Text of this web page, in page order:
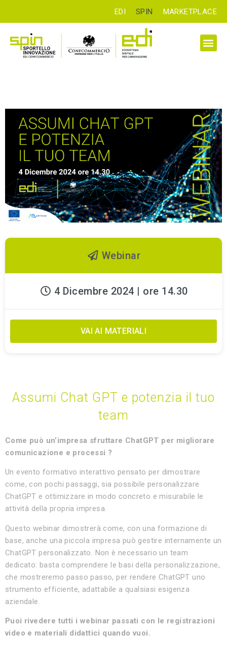
EDI SPIN MARKETPLACE
Webinar
4 Dicembre 2024 | ore 14.30
VAI AI MATERIALI
Assumi Chat GPT e potenzia il tuo
team
Come può un’impresa sfruttare ChatGPT per migliorare
comunicazione e processi ?
Un evento formativo interattivo pensato per dimostrare
come, con pochi passaggi, sia possibile personalizzare
ChatGPT e ottimizzare in modo concreto e misurabile le
attività della propria impresa.
Questo webinar dimostrerà come, con una formazione di
base, anche una piccola impresa può gestire internamente un
ChatGPT personalizzato. Non è necessario un team
dedicato: basta comprendere le basi della personalizzazione,
che mostreremo passo passo, per rendere ChatGPT uno
strumento efficiente, adattabile a qualsiasi esigenza
aziendale.
Puoi rivedere tutti i webinar passati con le registrazioni
video e materiali didattici quando vuoi.